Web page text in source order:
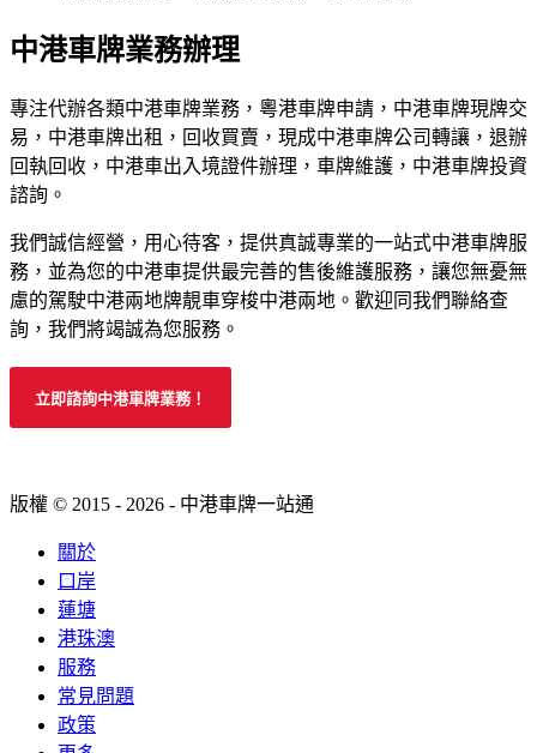
中港車牌業務辦理
專注代辦各類中港車牌業務，粵港車牌申請，中港車牌現牌交
易，中港車牌出租，回收買賣，現成中港車牌公司轉讓，退辦
回執回收，中港車出入境證件辦理，車牌維護，中港車牌投資
諮詢。
我們誠信經營，用心待客，提供真誠專業的一站式中港車牌服
務，並為您的中港車提供最完善的售後維護服務，讓您無憂無
慮的駕駛中港兩地牌靚車穿梭中港兩地。歡迎同我們聯絡查
詢，我們將竭誠為您服務。
立即諮詢中港車牌業務！
版權 © 2015 - 2026 - 中港車牌一站通
關於
口岸
蓮塘
港珠澳
服務
常見問題
政策